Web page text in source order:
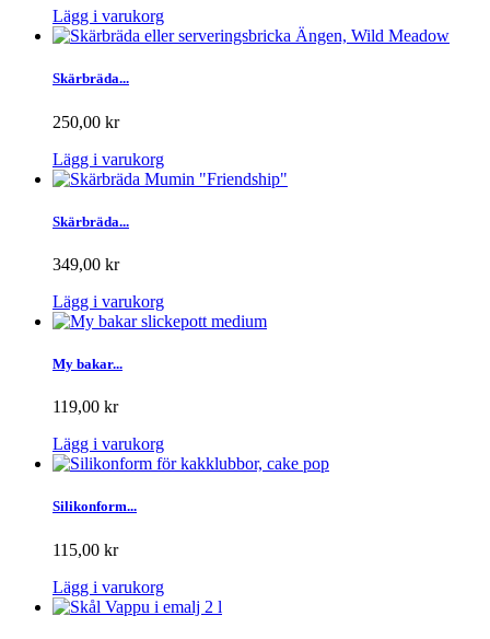
Lägg i varukorg
Skärbräda...
250,00 kr
Lägg i varukorg
Skärbräda...
349,00 kr
Lägg i varukorg
My bakar...
119,00 kr
Lägg i varukorg
Silikonform...
115,00 kr
Lägg i varukorg